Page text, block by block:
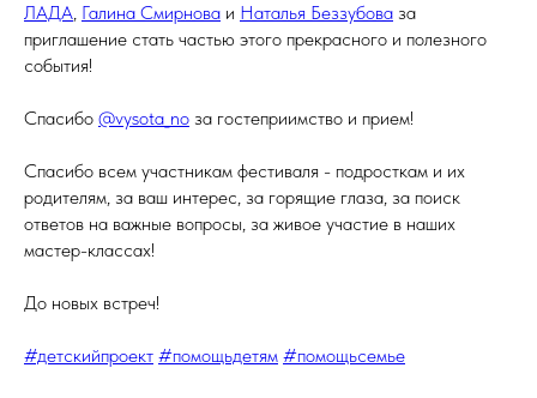
ЛАДА, Галина Смирнова и Наталья Беззубова за
приглашение стать частью этого прекрасного и полезного
события!
Спасибо @vysota_no за гостеприимство и прием!
Спасибо всем участникам фестиваля - подросткам и их
родителям, за ваш интерес, за горящие глаза, за поиск
ответов на важные вопросы, за живое участие в наших
мастер-классах!
До новых встреч!
#детскийпроект #помощьдетям #помощьсемье